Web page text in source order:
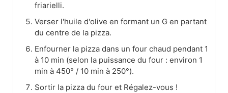
friarielli.
Verser l'huile d'olive en formant un G en partant
du centre de la pizza.
Enfourner la pizza dans un four chaud pendant 1
à 10 min (selon la puissance du four : environ 1
min à 450° / 10 min à 250°).
Sortir la pizza du four et Régalez-vous !